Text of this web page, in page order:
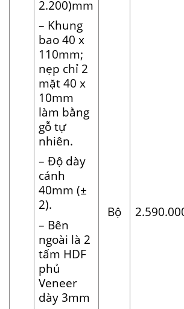
2.200)mm
– Khung
bao 40 x
110mm;
nẹp chỉ 2
mặt 40 x
10mm
làm bằng
gỗ tự
nhiên.
– Độ dày
cánh
40mm (±
2).
– Bên
ngoài là 2
tấm HDF
phủ
Veneer
dày 3mm
Bộ